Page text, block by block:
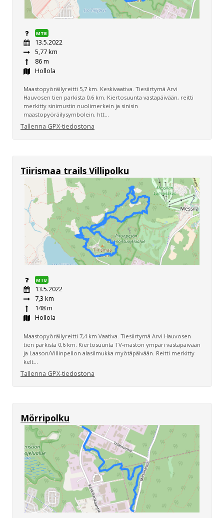
MTB
13.5.2022
5,77 km
86 m
Hollola
Maastopyöräilyreitti 5,7 km. Keskivaativa. Tiesiirtymä Arvi
Hauvosen tien parkista 0,6 km. Kiertosuunta vastapäivään, reitti
merkitty sinimustin nuolimerkein ja sinisin
maastopyöräilysymbolein. htt...
Tallenna GPX-tiedostona
Tiirismaa trails Villipolku
MTB
13.5.2022
7,3 km
148 m
Hollola
Maastopyöräilyreitti 7,4 km Vaativa. Tiesiirtymä Arvi Hauvosen
tien parkista 0,6 km. Kiertosuunta TV-maston ympäri vastapäivään
ja Laason/Villinpellon alasilmukka myötäpäivään. Reitti merkitty
kelt...
Tallenna GPX-tiedostona
Mörripolku